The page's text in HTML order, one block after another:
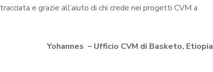
e grazie all’aiuto di chi crede nei progetti CVM a
Yohannes – Ufficio CVM di Basketo, Etiopia